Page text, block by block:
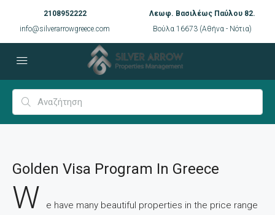
2108952222
info@silverarrowgreece.com
Λεωφ. Βασιλέως Παύλου 82.
Βούλα 16673 (Αθήνα - Νότια)
Golden Visa Program In Greece
W
e have many beautiful properties in the price range